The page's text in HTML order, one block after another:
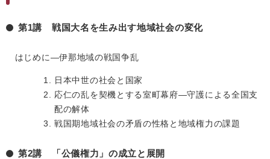
第1講 戦国大名を生み出す地域社会の変化
はじめに―伊那地域の戦国争乱
日本中世の社会と国家
応仁の乱を契機とする室町幕府―守護による全国支
配の解体
戦国期地域社会の矛盾の性格と地域権力の課題
第2講 「公儀権力」の成立と展開